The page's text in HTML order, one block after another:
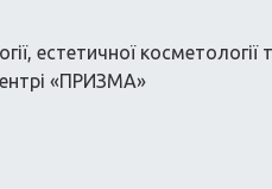
естетичної косметології
«ПРИЗМА»